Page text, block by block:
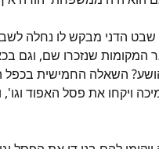
הדני מבקש לו נחלה
המקומות שנזכרו שם, וגם
השאלה החמישית
ויקחו את פסל האפוד